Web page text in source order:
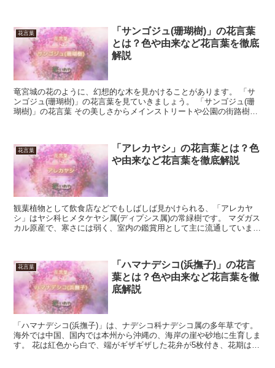
花言葉
「サンゴジュ(珊瑚樹)」の花言葉
とは？色や由来など花言葉を徹底
解説
竜宮城の花のように、幻想的な木を見かけることがあります。 「サ
ンゴジュ(珊瑚樹)」の花言葉を見ていきましょう。 「サンゴジュ(珊
瑚樹)」の花言葉 その美しさからメインストリートや公園の街路樹に
花言葉
「アレカヤシ」の花言葉とは？色
や由来など花言葉を徹底解説
観葉植物として飲食店などでもしばしば見かけられる、「アレカヤ
シ」はヤシ科ヒメタケヤシ属(ディプシス属)の常緑樹です。 マダガス
カル原産で、寒さには弱く、室内の鑑賞用として主に流通していま
花言葉
「ハマナデシコ(浜撫子)」の花言
葉とは？色や由来など花言葉を徹
底解説
「ハマナデシコ(浜撫子)」は、ナデシコ科ナデシコ属の多年草です。
海外では中国、国内では本州から沖縄の、海岸の崖や砂地に生育しま
す。 花は紅色から白で、端がギザギザした花弁が5枚付き、花期は6